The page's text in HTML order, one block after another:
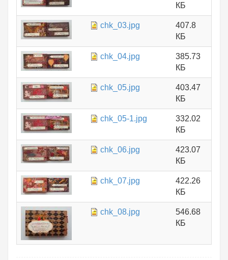
КБ
chk_03.jpg
407.8
КБ
chk_04.jpg
385.73
КБ
chk_05.jpg
403.47
КБ
chk_05-1.jpg
332.02
КБ
chk_06.jpg
423.07
КБ
chk_07.jpg
422.26
КБ
chk_08.jpg
546.68
КБ